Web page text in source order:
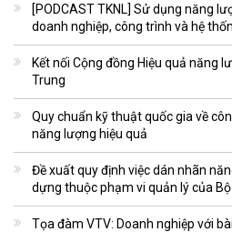
[PODCAST TKNL] Sử dụng năng
doanh nghiệp, công trình và hệ
Kết nối Cộng đồng Hiệu quả năng
Trung
Quy chuẩn kỹ thuật quốc gia về
năng lượng hiệu quả
Đề xuất quy định việc dán nhãn
dựng thuộc phạm vi quản lý của
Tọa đàm VTV: Doanh nghiệp với